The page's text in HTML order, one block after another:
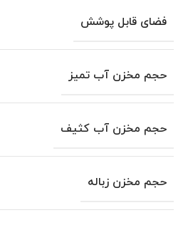
فضای قابل پوشش
حجم مخزن آب تمیز
حجم مخزن آب کثیف
حجم مخزن زباله